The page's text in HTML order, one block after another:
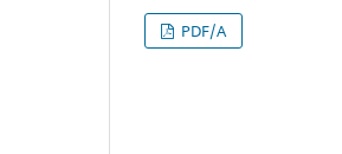
PDF/A